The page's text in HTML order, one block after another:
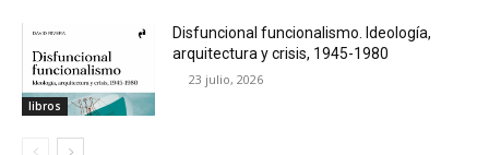
libros
Disfuncional funcionalismo. Ideología,
arquitectura y crisis, 1945-1980
23 julio, 2026